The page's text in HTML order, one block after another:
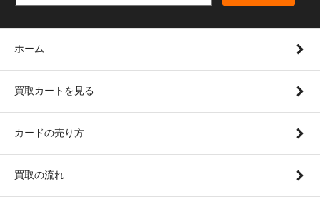
ホーム
買取カートを見る
カードの売り方
買取の流れ